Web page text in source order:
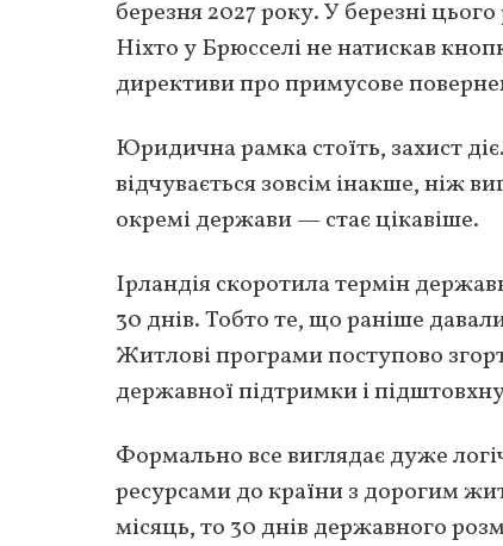
березня 2027 року. У березні
Ніхто у Брюсселі не натискав
директиви про примусове
Юридична рамка стоїть, захист
відчувається зовсім інакше, ніж
окремі держави — стає цікавіше.
Ірландія скоротила термін
30 днів. Тобто те, що раніше
Житлові програми поступово
державної підтримки і
Формально все виглядає дуже
ресурсами до країни з дорогим
місяць, то 30 днів державного